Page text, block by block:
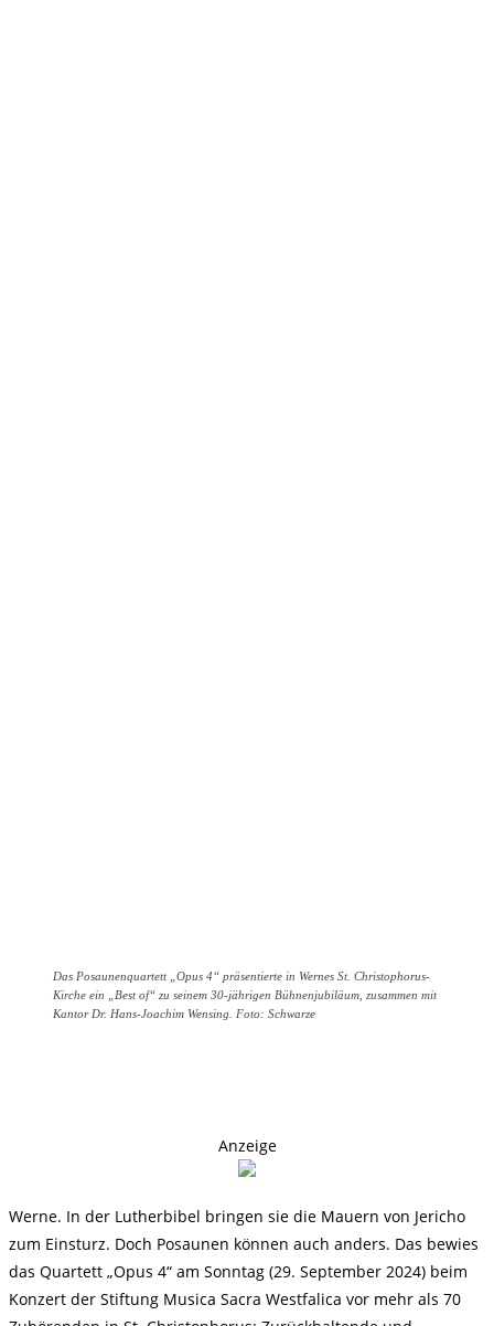
Das Posaunenquartett „Opus 4“ präsentierte in Wernes St. Christophorus-
Kirche ein „Best of“ zu seinem 30-jährigen Bühnenjubiläum, zusammen mit
Kantor Dr. Hans-Joachim Wensing. Foto: Schwarze
Anzeige
Werne. In der Lutherbibel bringen sie die Mauern von Jericho
zum Einsturz. Doch Posaunen können auch anders. Das bewies
das Quartett „Opus 4“ am Sonntag (29. September 2024) beim
Konzert der Stiftung Musica Sacra Westfalica vor mehr als 70